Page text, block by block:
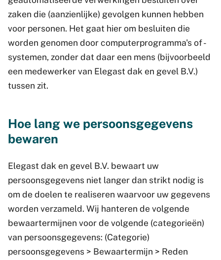
zaken die (aanzienlijke) gevolgen kunnen hebben
voor personen. Het gaat hier om besluiten die
worden genomen door computerprogramma's of -
systemen, zonder dat daar een mens (bijvoorbeeld
een medewerker van Elegast dak en gevel B.V.)
tussen zit.
Hoe lang we persoonsgegevens
bewaren
Elegast dak en gevel B.V. bewaart uw
persoonsgegevens niet langer dan strikt nodig is
om de doelen te realiseren waarvoor uw gegevens
worden verzameld. Wij hanteren de volgende
bewaartermijnen voor de volgende (categorieën)
van persoonsgegevens: (Categorie)
persoonsgegevens > Bewaartermijn > Reden